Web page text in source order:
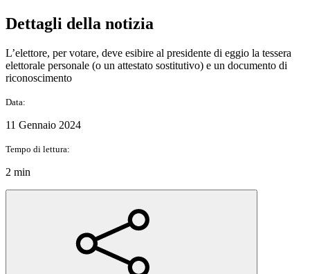
Dettagli della notizia
L’elettore, per votare, deve esibire al presidente di eggio la tessera
elettorale personale (o un attestato sostitutivo) e un documento di
riconoscimento
Data:
11 Gennaio 2024
Tempo di lettura:
2 min